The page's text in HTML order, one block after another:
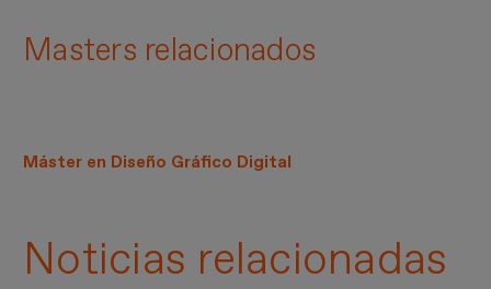
Masters relacionados
Máster en Diseño Gráfico Digital
Noticias relacionadas